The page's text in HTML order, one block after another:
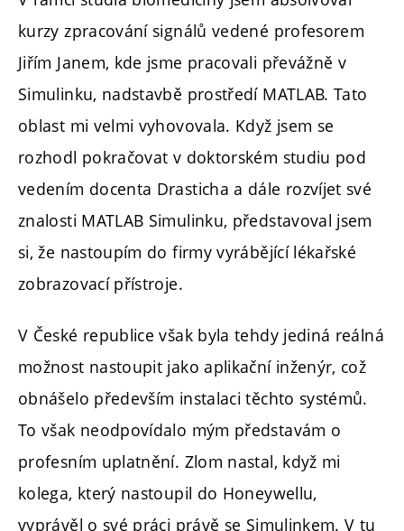
kurzy zpracování signálů vedené profesorem
Jiřím Janem, kde jsme pracovali převážně v
Simulinku, nadstavbě prostředí MATLAB. Tato
oblast mi velmi vyhovovala. Když jsem se
rozhodl pokračovat v doktorském studiu pod
vedením docenta Drasticha a dále rozvíjet své
znalosti MATLAB Simulinku, představoval jsem
si, že nastoupím do firmy vyrábějící lékařské
zobrazovací přístroje.
V České republice však byla tehdy jediná reálná
možnost nastoupit jako aplikační inženýr, což
obnášelo především instalaci těchto systémů.
To však neodpovídalo mým představám o
profesním uplatnění. Zlom nastal, když mi
kolega, který nastoupil do Honeywellu,
vyprávěl o své práci právě se Simulinkem. V tu